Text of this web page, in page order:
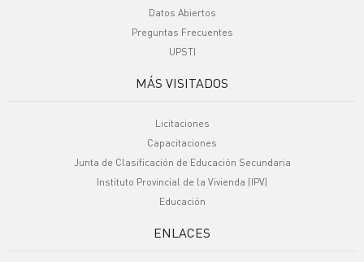
Datos Abiertos
Preguntas Frecuentes
UPSTI
MÁS VISITADOS
Licitaciones
Capacitaciones
Junta de Clasificación de Educación Secundaria
Instituto Provincial de la Vivienda (IPV)
Educación
ENLACES